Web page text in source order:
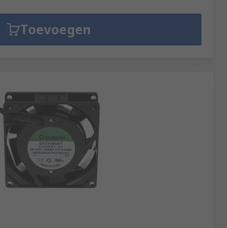
Toevoegen